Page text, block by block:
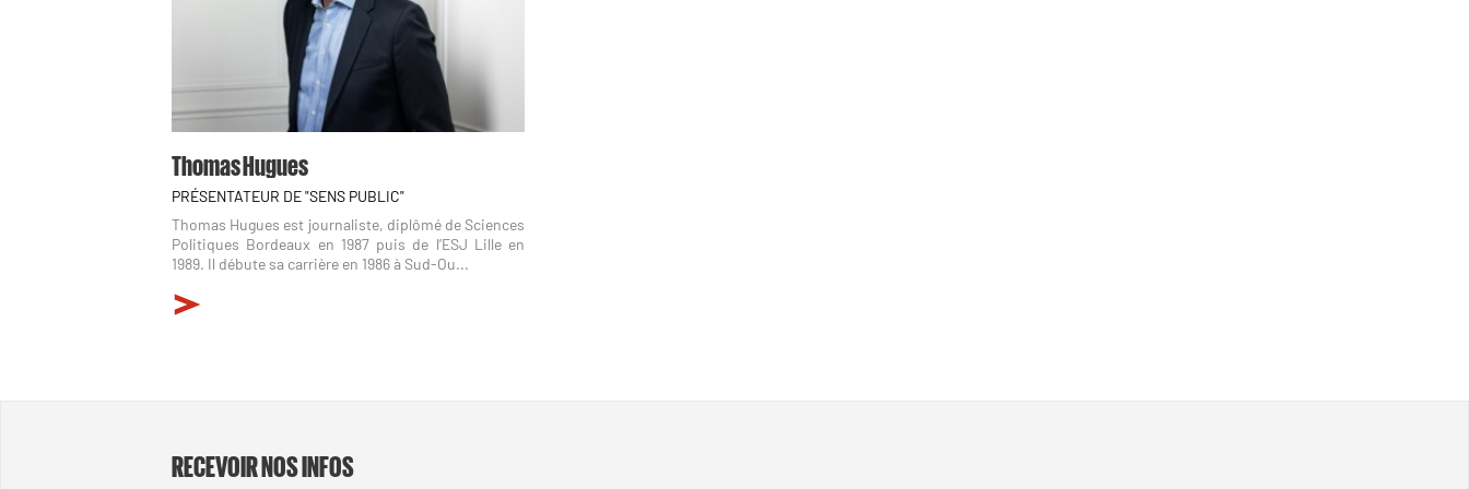
Thomas Hugues
PRÉSENTATEUR DE "SENS PUBLIC"
Thomas Hugues est journaliste, diplômé de Sciences
Politiques Bordeaux en 1987 puis de l’ESJ Lille en
1989. Il débute sa carrière en 1986 à Sud-Ou...
RECEVOIR NOS INFOS